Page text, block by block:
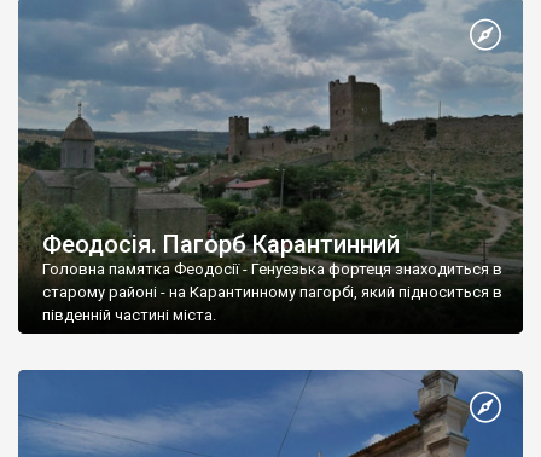
Феодосія. Пагорб Карантинний
Головна памятка Феодосії - Генуезька фортеця знаходиться в
старому районі - на Карантинному пагорбі, який підноситься в
південній частині міста.